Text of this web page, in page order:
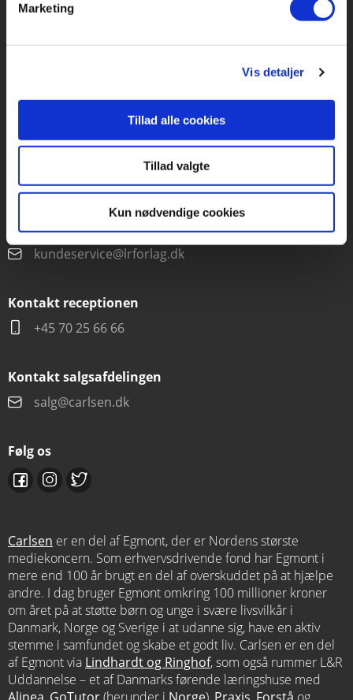
Marketing
Vis detaljer
Tillad alle cookies
Tillad valgte
Kun nødvendige cookies
Forlaget Carlsen
Kontakt kundeservice
Mandag-fredag kl. 10-15
+45 70 22 66 69
kundeservice@lrforlag.dk
Kontakt receptionen
+45 70 25 66 66
Kontakt salgsafdelingen
salg@carlsen.dk
Følg os
Carlsen er en del af Egmont, der er Nordens største
mediekoncern. Som erhvervsdrivende fond har Egmont i
mere end 100 år brugt en del af overskuddet på at hjælpe
andre. I dag bruger Egmont omkring 100 millioner kroner
om året på at støtte børn og unge i svære livsvilkår i
Danmark, Norge og Sverige i at udanne sig, have en aktiv
stemme i samfundet og skabe et godt liv. Carlsen er en del
af Egmont via Lindhardt og Ringhof, som også rummer L&R
Uddannelse – et af Danmarks førende læringshuse med